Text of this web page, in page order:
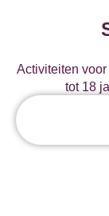
Activiteiten
tot 18